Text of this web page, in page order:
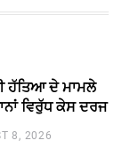
ਹੱਤਿਆ ਦੇ ਮਾਮਲੇ
ਵਿਰੁੱਧ ਕੇਸ ਦਰਜ
8, 2026